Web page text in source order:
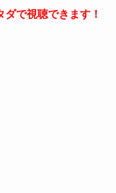
で視聴できます！